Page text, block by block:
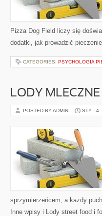
Pizza Dog Field liczy się
dodatki, jak prowadzić
CATEGORIES: PSYCHOLOGIA
LODY
POSTED BY ADMIN STY - 4
sprzymierzeńcem, a każdy
Inne wpisy i Lody street food i